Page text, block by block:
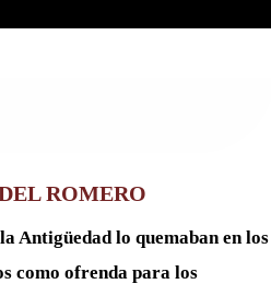
ROMERO
Antigüedad lo quemaban en los
como ofrenda para los